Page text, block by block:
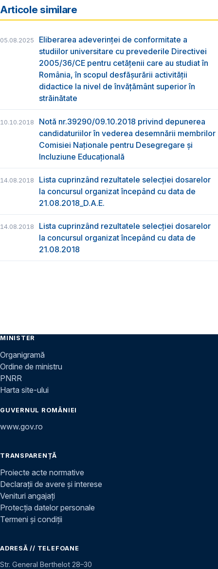
Articole similare
05.08.2025
Eliberarea adeverinţei de conformitate a
studiilor universitare cu prevederile Directivei
2005/36/CE pentru cetăţenii care au studiat în
România, în scopul desfăşurării activităţii
didactice la nivel de învățământ superior în
străinătate
10.10.2018
Notă nr.39290/09.10.2018 privind depunerea
candidaturiilor în vederea desemnării membrilor
Comisiei Naționale pentru Desegregare și
Incluziune Educațională
14.08.2018
Lista cuprinzând rezultatele selecției dosarelor
la concursul organizat începând cu data de
21.08.2018_D.A.E.
14.08.2018
Lista cuprinzând rezultatele selecției dosarelor
la concursul organizat începând cu data de
21.08.2018
MINISTER
Organigramă
Ordine de ministru
PNRR
Harta site-ului
GUVERNUL ROMÂNIEI
www.gov.ro
TRANSPARENȚĂ
Proiecte acte normative
Declarații de avere și interese
Venituri angajați
Protecția datelor personale
Termeni și condiții
ADRESĂ // TELEFOANE
Str. General Berthelot 28–30